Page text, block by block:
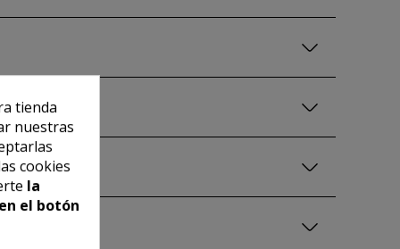
tienda
nuestras
cookies
la
el botón